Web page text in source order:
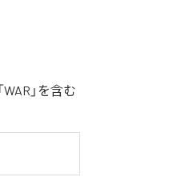
」を含む